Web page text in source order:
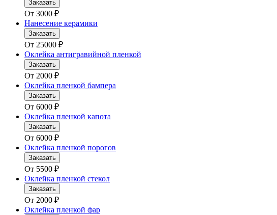
Заказать
От 3000 ₽
Нанесение керамики
Заказать
От 25000 ₽
Оклейка антигравийной пленкой
Заказать
От 2000 ₽
Оклейка пленкой бампера
Заказать
От 6000 ₽
Оклейка пленкой капота
Заказать
От 6000 ₽
Оклейка пленкой порогов
Заказать
От 5500 ₽
Оклейка пленкой стекол
Заказать
От 2000 ₽
Оклейка пленкой фар